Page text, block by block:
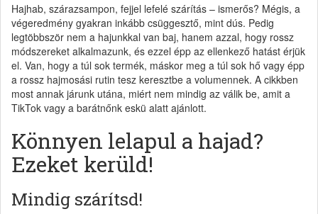
Hajhab, szárazsampon, fejjel lefelé szárítás – ismerős? Mégis, a
végeredmény gyakran inkább csüggesztő, mint dús. Pedig
legtöbbször nem a hajunkkal van baj, hanem azzal, hogy rossz
módszereket alkalmazunk, és ezzel épp az ellenkező hatást érjük
el. Van, hogy a túl sok termék, máskor meg a túl sok hő vagy épp
a rossz hajmosási rutin tesz keresztbe a volumennek. A cikkben
most annak járunk utána, miért nem mindig az válik be, amit a
TikTok vagy a barátnőnk eskü alatt ajánlott.
Könnyen lelapul a hajad?
Ezeket kerüld!
Mindig szárítsd!